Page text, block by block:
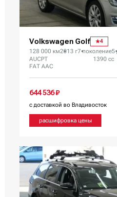
Volkswagen Golf 4
128 000 км2013 г7 поколение5
AUCPT
FAT AAC
1390 сс
644 536 ₽
с доставкой во Владивосток
расшифровка цены